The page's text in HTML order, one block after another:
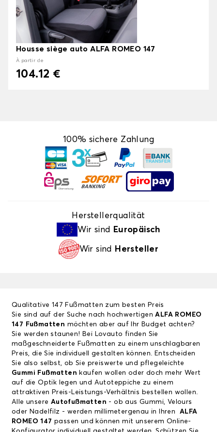
Housse siège auto ALFA ROMEO 147
À partir de
104.12 €
100% sichere Zahlung
Herstellerqualität
Wir sind
Europäisch
Wir sind Hersteller
Qualitative 147 Fußmatten zum besten Preis
Sie sind auf der Suche nach hochwertigenALFA ROMEO
147 Fußmatten möchten aber auf Ihr Budget achten?
Sie werden staunen! Bei Lovauto finden Sie
maßgeschneiderte Fußmatten zu einem unschlagbaren
Preis, die Sie individuell gestalten können. Entscheiden
Sie also selbst, ob Sie preiswerte und pflegeleichte
Gummi Fußmatten kaufen wollen oder doch mehr Wert
auf die Optik legen und Autoteppiche zu einem
attraktiven Preis-Leistungs-Verhältnis bestellen wollen.
Alle unsere Autofußmatten - ob aus Gummi, Velours
oder Nadelfilz - werden millimetergenau in Ihren ALFA
ROMEO 147passen und können mit unserem Online-